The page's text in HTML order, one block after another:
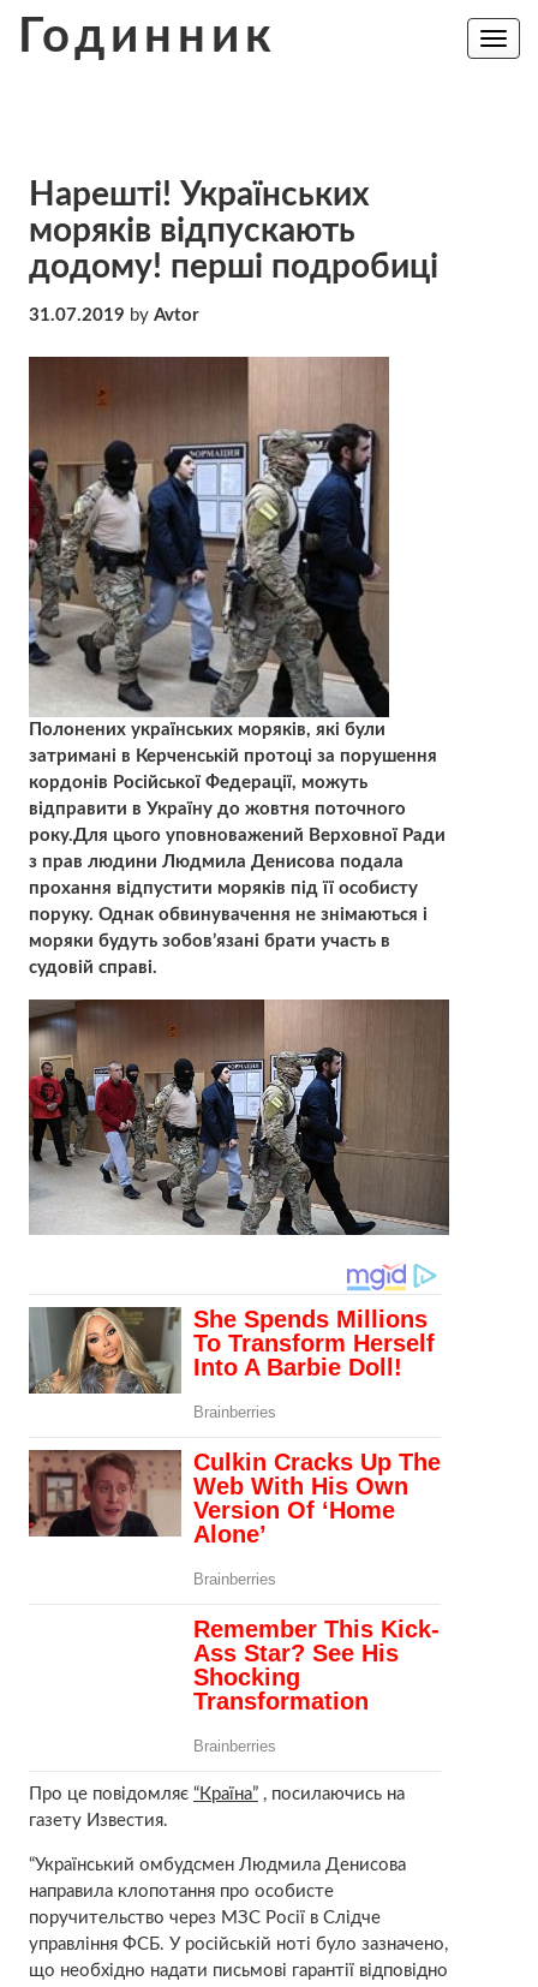
Годинник
Toggle
Нарешті! Українських
моряків відпускають
додому! перші подробиці
31.07.2019 by Avtor
Полонених українських моряків, які були
затримані в Керченській протоці за порушення
кордонів Російської Федерації, можуть
відправити в Україну до жовтня поточного
року.Для цього уповноважений Верховної Ради
з прав людини Людмила Денисова подала
прохання відпустити моряків під її особисту
поруку. Однак обвинувачення не знімаються і
моряки будуть зобов’язані брати участь в
судовій справі.
Про це повідомляє “Країна”, посилаючись на
газету Известия.
“Український омбудсмен Людмила Денисова
направила клопотання про особисте
поручительство через МЗС Росії в Слідче
управління ФСБ. У російській ноті було зазначено,
що необхідно надати письмові гарантії відповідно